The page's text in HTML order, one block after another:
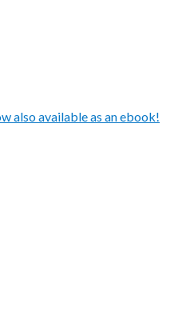
also available as an ebook!